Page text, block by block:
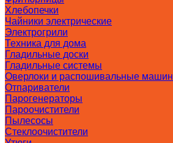
Хлебопечки
Чайники электрические
Электрогрили
Техника для дома
Гладильные доски
Гладильные системы
Оверлоки и распошивальные
Отпариватели
Парогенераторы
Пароочистители
Пылесосы
Стеклоочистители